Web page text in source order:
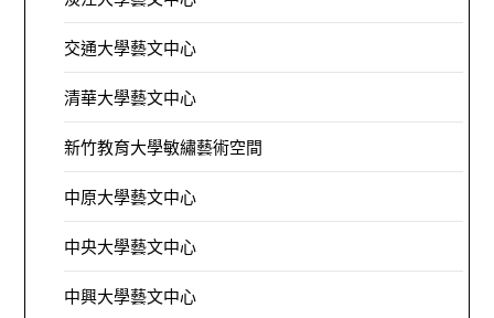
交通大學藝文中心
清華大學藝文中心
新竹教育大學敏繡藝術空間
中原大學藝文中心
中央大學藝文中心
中興大學藝文中心